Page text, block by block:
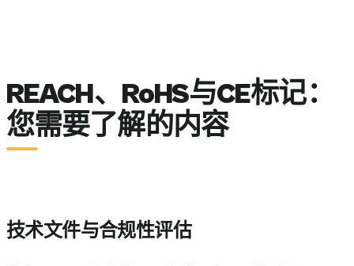
REACH、RoHS与CE标记：
您需要了解的内容
技术文件与合规性评估